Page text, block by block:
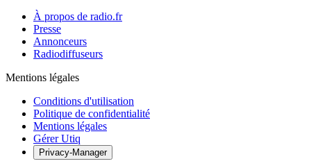
À propos de radio.fr
Presse
Annonceurs
Radiodiffuseurs
Mentions légales
Conditions d'utilisation
Politique de confidentialité
Mentions légales
Gérer Utiq
Privacy-Manager